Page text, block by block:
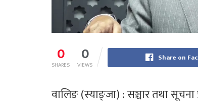
0
SHARES 0
VIEWS
Share on
वालिङ (स्याङ्जा) : सञ्चार तथा